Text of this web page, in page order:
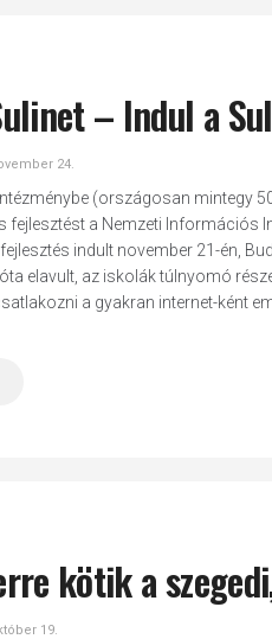
– Indul a
24.
(országosan mintegy
a Nemzeti Információs
fejlesztés indult november 21-én,
elavult, az iskolák túlnyomó
a gyakran internet-ként
kötik a
19.